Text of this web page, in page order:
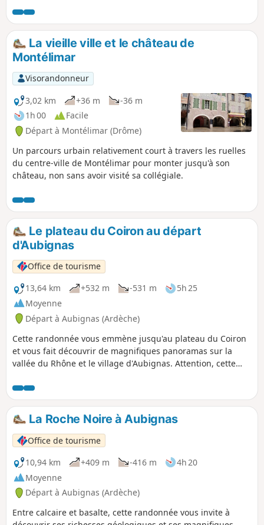
La vieille ville et le château de
Montélimar
Visorandonneur
3,02 km
+36 m
-36 m
1h 00
Facile
Départ à Montélimar (Drôme)
Un parcours urbain relativement court à travers les ruelles
du centre-ville de Montélimar pour monter jusqu'à son
château, non sans avoir visité sa collégiale.
Le plateau du Coiron au départ
d'Aubignas
Office de tourisme
13,64 km
+532 m -531 m
5h 25
Moyenne
Départ à Aubignas (Ardèche)
Cette randonnée vous emmène jusqu'au plateau du Coiron
et vous fait découvrir de magnifiques panoramas sur la
vallée du Rhône et le village d'Aubignas. Attention, cette
les barrières derrière vous.
La Roche Noire à Aubignas
Office de tourisme
10,94 km
+409 m -416 m
4h 20
Moyenne
Départ à Aubignas (Ardèche)
Entre calcaire et basalte, cette randonnée vous invite à